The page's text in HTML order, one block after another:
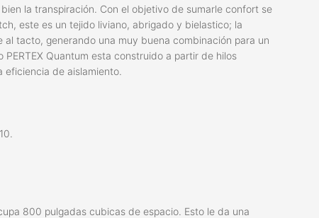
la transpiración. Con el objetivo de sumarle confort se
este es un tejido liviano, abrigado y bielastico; la
tacto, generando una muy buena combinación para un
Quantum esta construido a partir de hilos
eficiencia de aislamiento.
800 pulgadas cubicas de espacio. Esto le da una